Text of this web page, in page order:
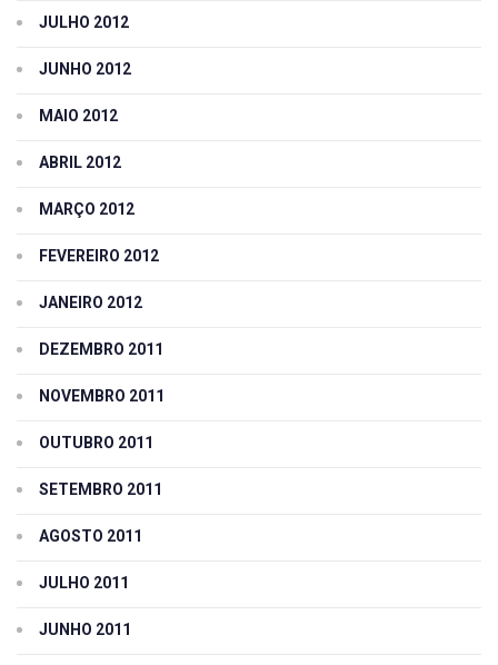
JULHO 2012
JUNHO 2012
MAIO 2012
ABRIL 2012
MARÇO 2012
FEVEREIRO 2012
JANEIRO 2012
DEZEMBRO 2011
NOVEMBRO 2011
OUTUBRO 2011
SETEMBRO 2011
AGOSTO 2011
JULHO 2011
JUNHO 2011